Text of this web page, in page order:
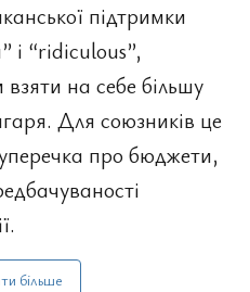
підтримки
і “ridiculous”,
на себе більшу
Для союзників це
про бюджети,
більше